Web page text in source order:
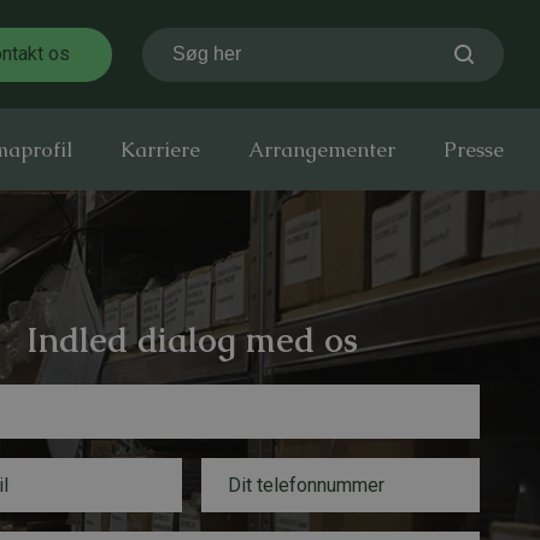
os Søg her
Karriere Arrangementer Presse
Indled dialog med os
e
l